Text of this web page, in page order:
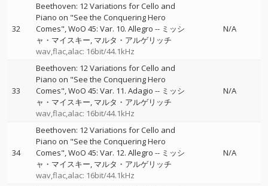
32
Beethoven: 12 Variations for Cello and
Piano on "See the Conquering Hero
Comes", WoO 45: Var. 10. Allegro -- ミッシ
ャ・マイスキー マルタ・アルゲリッチ
wav,flac,alac: 16bit/44.1kHz
N/A
33
Beethoven: 12 Variations for Cello and
Piano on "See the Conquering Hero
Comes", WoO 45: Var. 11. Adagio -- ミッシ
ャ・マイスキー マルタ・アルゲリッチ
wav,flac,alac: 16bit/44.1kHz
N/A
34
Beethoven: 12 Variations for Cello and
Piano on "See the Conquering Hero
Comes", WoO 45: Var. 12. Allegro -- ミッシ
ャ・マイスキー マルタ・アルゲリッチ
wav,flac,alac: 16bit/44.1kHz
N/A